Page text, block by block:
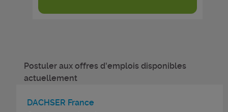
Postuler aux offres d'emplois disponibles
actuellement
DACHSER France